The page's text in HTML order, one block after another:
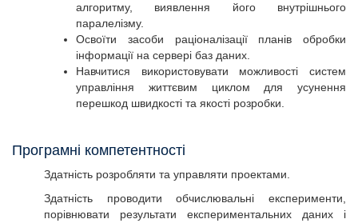
алгоритму, виявлення його внутрішнього
паралелізму.
Освоїти засоби раціоналізації планів обробки
інформації на сервері баз даних.
Навчитися використовувати можливості систем
управління життєвим циклом для усунення
перешкод швидкості та якості розробки.
Програмні компетентності
Здатність розробляти та управляти проектами.
Здатність проводити обчислювальні експерименти,
порівнювати результати експериментальних даних і